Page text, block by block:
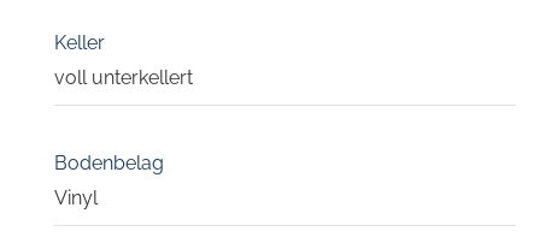
Keller
voll unterkellert
Bodenbelag
Vinyl